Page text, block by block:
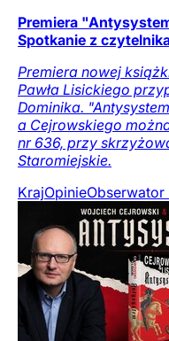
Premiera
Spotkanie z
Premiera nowej
Pawła Lisickiego
Dominika.
a Cejrowskiego
nr 636, przy
Staromiejskie.
KrajOpinie